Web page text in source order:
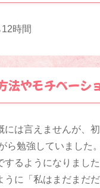
時間
法やモチベーシ
には言えませんが、
ら勉強していました
るようになりまし
に「私はまだまだ